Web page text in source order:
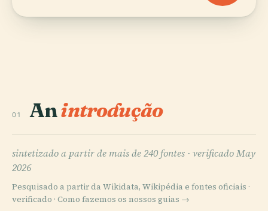
01 Anintrodução
sintetizado a partir de mais de 240 fontes · verificado May
2026
Pesquisado a partir da Wikidata, Wikipédia e fontes oficiais ·
verificado · Como fazemos os nossos guias →